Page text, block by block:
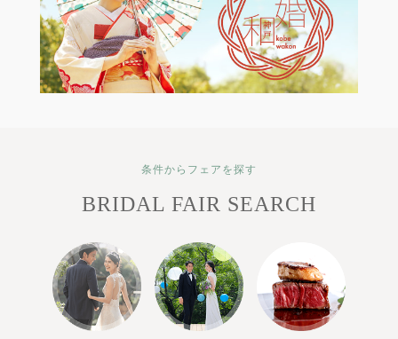
条件からフェアを探す
BRIDAL FAIR SEARCH